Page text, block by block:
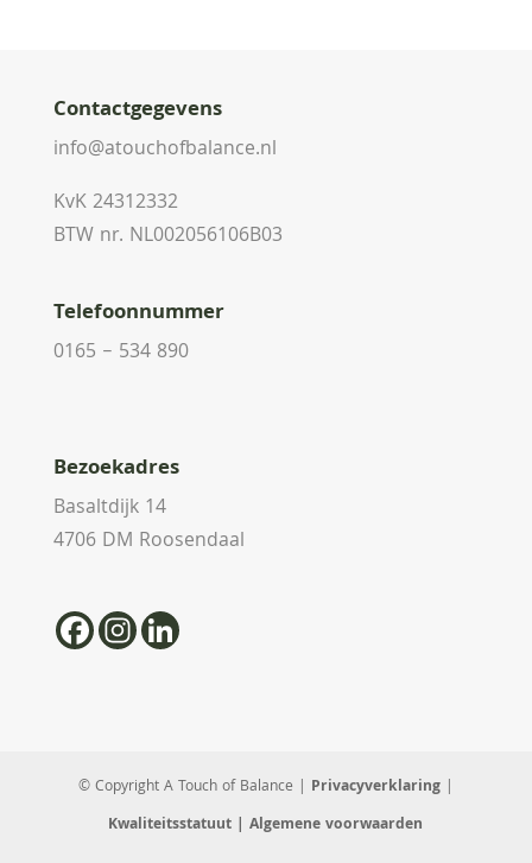
Contactgegevens
info@atouchofbalance.nl
KvK 24312332
BTW nr. NL002056106B03
Telefoonnummer
0165 – 534 890
Bezoekadres
Basaltdijk 14
4706 DM Roosendaal
© Copyright A Touch of Balance | Privacyverklaring|
Kwaliteitsstatuut | Algemene voorwaarden